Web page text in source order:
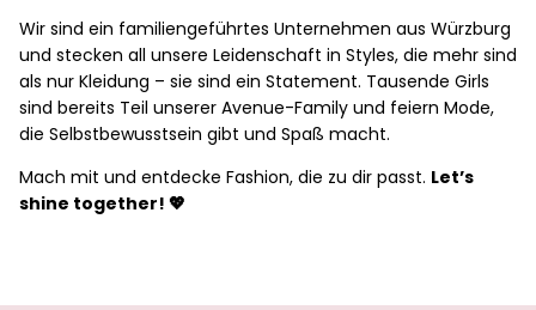
Wir sind ein familiengeführtes Unternehmen aus Würzburg
und stecken all unsere Leidenschaft in Styles, die mehr sind
als nur Kleidung – sie sind ein Statement. Tausende Girls
sind bereits Teil unserer Avenue-Family und feiern Mode,
die Selbstbewusstsein gibt und Spaß macht.
Mach mit und entdecke Fashion, die zu dir passt. Let’s
shine together! 💖